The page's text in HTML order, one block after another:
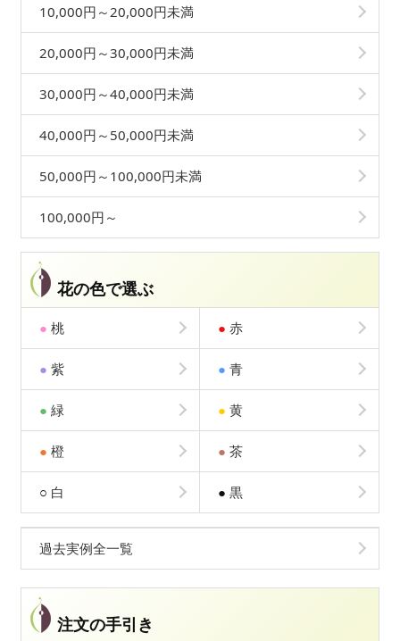
10,000円～20,000円未満
20,000円～30,000円未満
30,000円～40,000円未満
40,000円～50,000円未満
50,000円～100,000円未満
100,000円～
花の色で選ぶ
● 桃 ● 赤
● 紫 ● 青
● 緑 ● 黄
● 橙 ● 茶
○ 白 ● 黒
過去実例全一覧
注文の手引き